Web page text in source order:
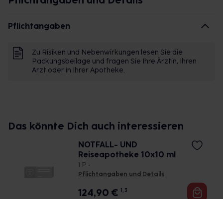
Pflichtangaben
Zu Risiken und Nebenwirkungen lesen Sie die
Packungsbeilage und fragen Sie Ihre Ärztin, Ihren
Arzt oder in Ihrer Apotheke.
Das könnte Dich auch interessieren
NOTFALL- UND
Reiseapotheke 10x10 ml
1 P •
Pflichtangaben und Details
124,90 € 1, 3